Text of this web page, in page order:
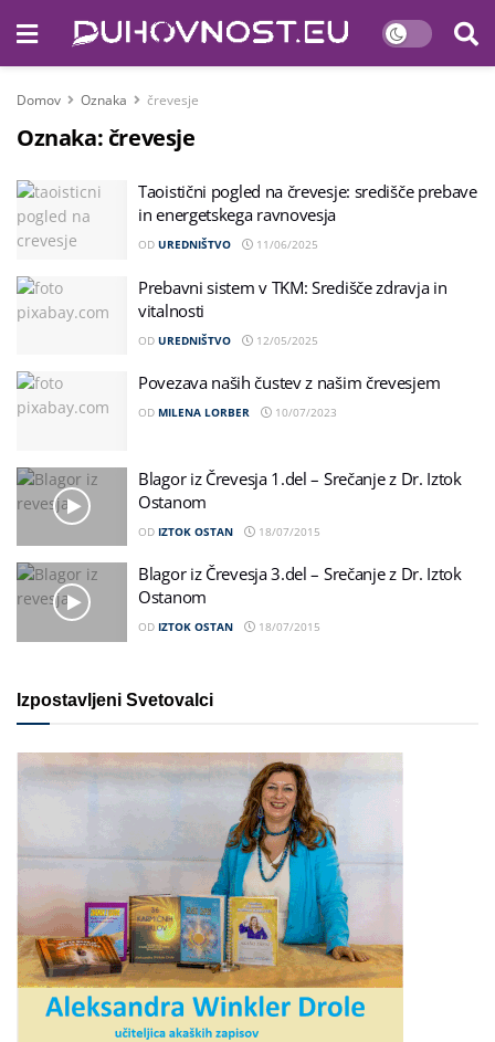
Domov Oznaka črevesje
Oznaka: črevesje
Taoistični pogled na črevesje: središče prebave
in energetskega ravnovesja
OD UREDNIŠTVO 11/06/2025
Prebavni sistem v TKM: Središče zdravja in
vitalnosti
OD UREDNIŠTVO 12/05/2025
Povezava naših čustev z našim črevesjem
OD MILENA LORBER 10/07/2023
Blagor iz Črevesja 1.del – Srečanje z Dr. Iztok
Ostanom
OD IZTOK OSTAN 18/07/2015
Blagor iz Črevesja 3.del – Srečanje z Dr. Iztok
Ostanom
OD IZTOK OSTAN 18/07/2015
Izpostavljeni Svetovalci